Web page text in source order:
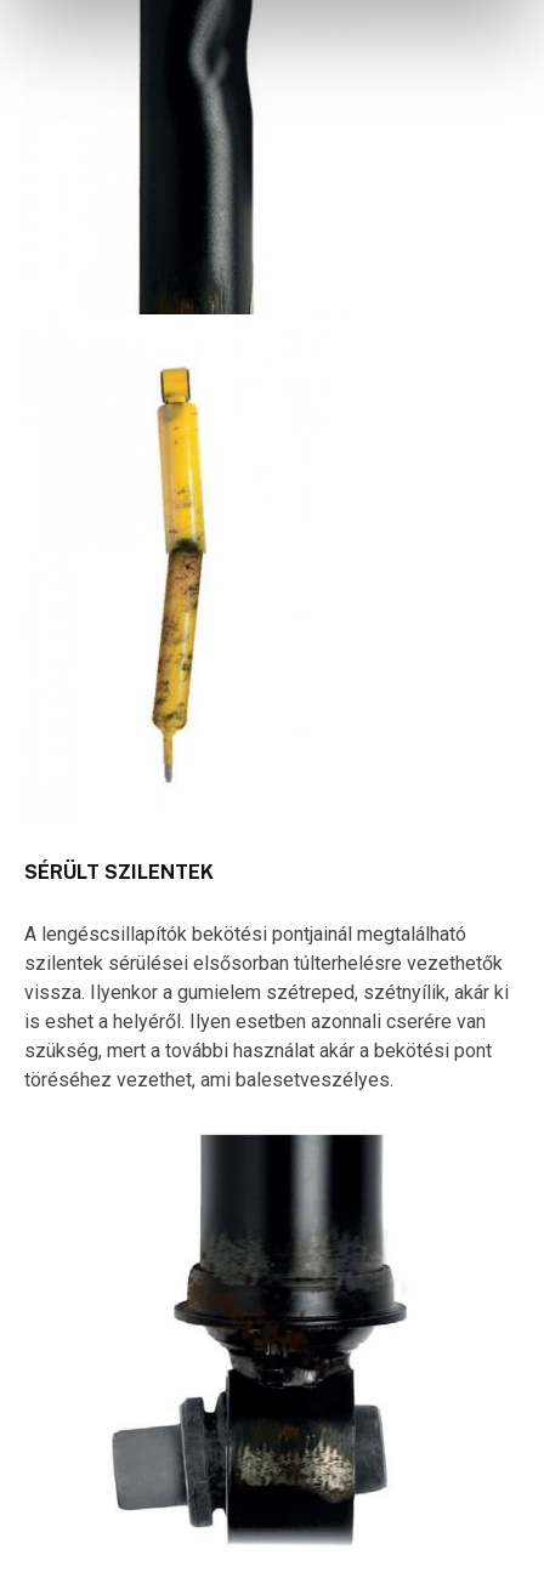
SÉRÜLT SZILENTEK
A lengéscsillapítók bekötési pontjainál megtalálható
szilentek sérülései elsősorban túlterhelésre vezethetők
vissza. Ilyenkor a gumielem szétreped, szétnyílik, akár ki
is eshet a helyéről. Ilyen esetben azonnali cserére van
szükség, mert a további használat akár a bekötési pont
töréséhez vezethet, ami balesetveszélyes.